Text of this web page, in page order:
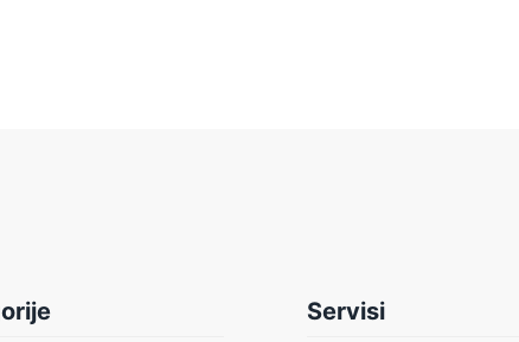
Servisi